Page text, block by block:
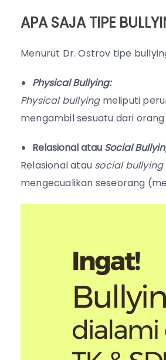
APA SAJA TIPE
Menurut Dr. Ostrov tipe
Physical Bullying:
Physical bullyingmeliputi
mengambil sesuatu dari orang
Relasional atau Social
Relasional atau social bullying
mengecualikan seseorang